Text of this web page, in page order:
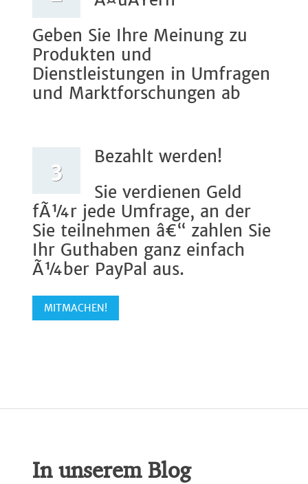
Geben Sie Ihre Meinung zu
Produkten und
Dienstleistungen in Umfragen
und Marktforschungen ab
3
Bezahlt werden!
Sie verdienen Geld
fÃ¼r jede Umfrage, an der
Sie teilnehmen â€“ zahlen Sie
Ihr Guthaben ganz einfach
Ã¼ber PayPal aus.
MITMACHEN!
In unserem Blog